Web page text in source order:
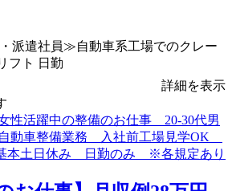
派遣社員≫自動車系工場でのクレー
フト 日勤
詳細を表示